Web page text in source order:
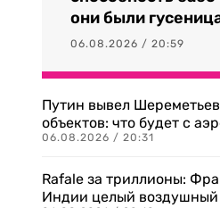
они были
06.08.2026 / 20:59
Путин вывел
объектов: что будет с
06.08.2026 / 20:31
Rafale за триллионы:
Индии целый воздушный